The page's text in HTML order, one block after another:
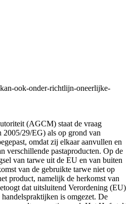
ook-onder-richtlijn-oneerlijke-
(AGCM) staat de vraag
29/EG) als op grond van
omdat zij elkaar aanvullen en
verschillende pastaproducten. Op de
van tarwe uit de EU en van buiten
van de gebruikte tarwe niet op
product, namelijk de herkomst van
dat uitsluitend Verordening (EU)
is omgezet. De